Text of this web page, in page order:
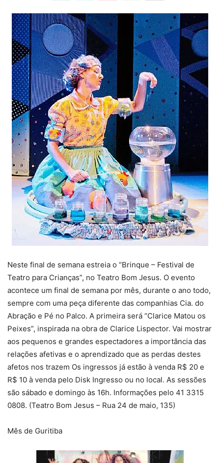
Neste final de semana estreia o “Brinque – Festival de
Teatro para Crianças”, no Teatro Bom Jesus. O evento
acontece um final de semana por mês, durante o ano todo,
sempre com uma peça diferente das companhias Cia. do
Abração e Pé no Palco. A primeira será “Clarice Matou os
Peixes”, inspirada na obra de Clarice Lispector. Vai mostrar
aos pequenos e grandes espectadores a importância das
relações afetivas e o aprendizado que as perdas destes
afetos nos trazem Os ingressos já estão à venda R$ 20 e
R$ 10 à venda pelo Disk Ingresso ou no local. As sessões
são sábado e domingo às 16h. Informações pelo 41 3315
0808. (Teatro Bom Jesus – Rua 24 de maio, 135)
Mês de Guritiba